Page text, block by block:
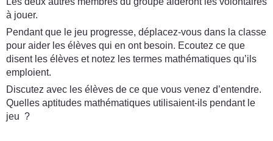
à jouer.
Pendant que le jeu progresse, déplacez-vous dans la classe
pour aider les élèves qui en ont besoin. Ecoutez ce que
disent les élèves et notez les termes mathématiques qu’ils
emploient.
Discutez avec les élèves de ce que vous venez d’entendre.
Quelles aptitudes mathématiques utilisaient-ils pendant le
jeu ?